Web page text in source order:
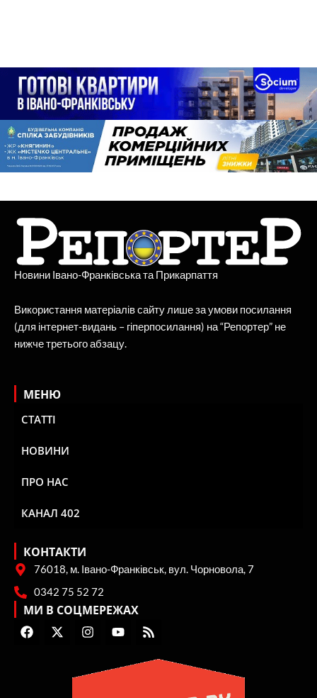
Новини Івано-Франківська та Прикарпаття
Використання матеріалів сайту лише за умови посилання
(для інтернет-видань – гіперпосилання) на “Репортер” не
нижче третього абзацу.
МЕНЮ
СТАТТІ
НОВИНИ
ПРО НАС
КАНАЛ 402
КОНТАКТИ
76018, м. Івано-Франківськ, вул. Чорновола, 7
0342 75 52 72
МИ В СОЦМЕРЕЖАХ
F
a
X
-
I
n
a
Y
o
t
R
s